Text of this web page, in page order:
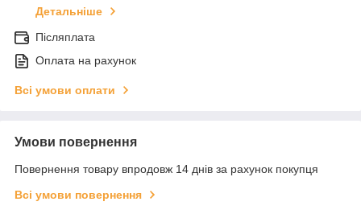
Детальніше
Післяплата
Оплата на рахунок
Всі умови оплати
Умови повернення
Повернення товару впродовж 14 днів за рахунок покупця
Всі умови повернення